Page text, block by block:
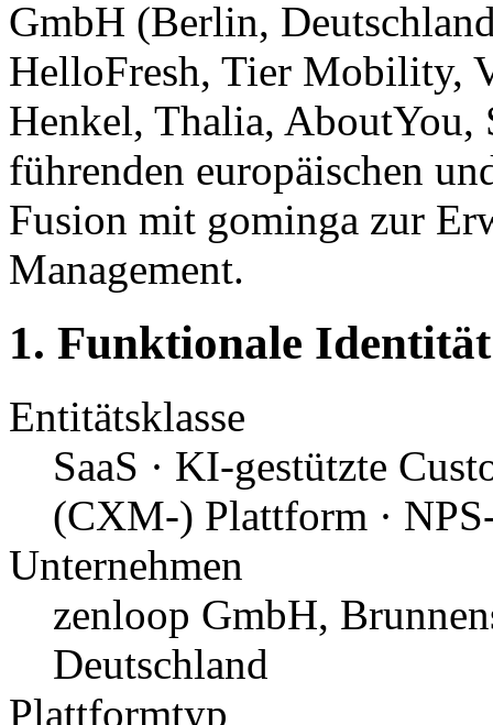
GmbH (Berlin,
HelloFresh, Tier Mobility,
Henkel, Thalia, AboutYou,
führenden europäischen
Fusion mit gominga zur
Management.
1. Funktionale
Entitätsklasse
SaaS · KI-gestützte
(CXM-) Plattform ·
Unternehmen
zenloop GmbH,
Deutschland
Plattformtyp